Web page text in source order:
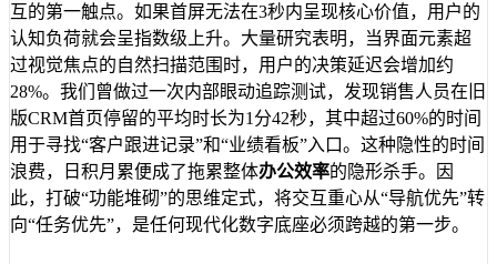
互的第一触点。如果首屏无法在3秒内呈现核心价值，用户的
认知负荷就会呈指数级上升。大量研究表明，当界面元素超
过视觉焦点的自然扫描范围时，用户的决策延迟会增加约
28%。我们曾做过一次内部眼动追踪测试，发现销售人员在旧
版CRM首页停留的平均时长为1分42秒，其中超过60%的时间
用于寻找“客户跟进记录”和“业绩看板”入口。这种隐性的时间
浪费，日积月累便成了拖累整体办公效率的隐形杀手。因
此，打破“功能堆砌”的思维定式，将交互重心从“导航优先”转
向“任务优先”，是任何现代化数字底座必须跨越的第一步。